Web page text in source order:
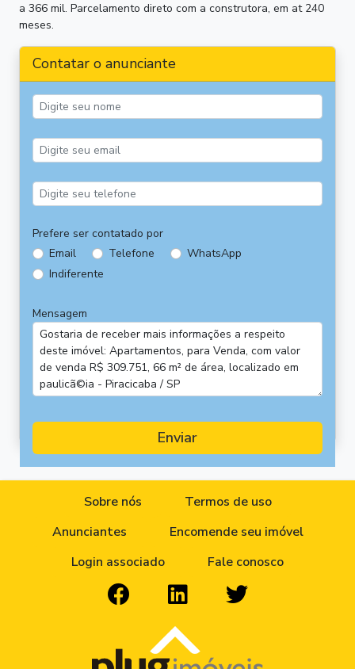
a 366 mil. Parcelamento direto com a construtora, em at 240
meses.
Contatar o anunciante
Prefere ser contatado por
Email
Telefone
WhatsApp
Indiferente
Mensagem
Enviar
Sobre nós
Termos de uso
Anunciantes
Encomende seu imóvel
Login associado
Fale conosco